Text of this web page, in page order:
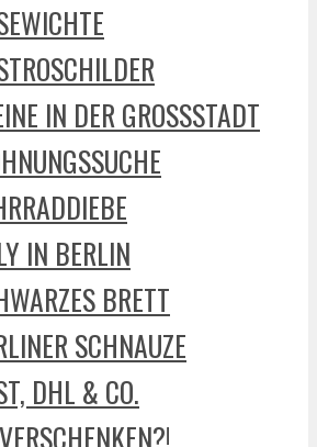
IN DER GROSSSTADT
IN BERLIN
BRETT
SCHNAUZE
DHL & CO.